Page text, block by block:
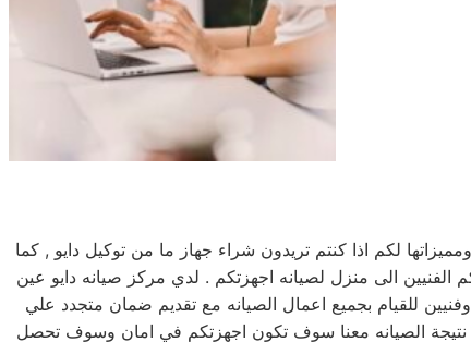
لكم اذا كنتم تريدون شراء جهاز ما من توكيل دايو , كما
صيانه دايو خدمه 24 ساعه , فى تلقى شكواكم , وايضا يصلكم الفنيين الى منزل لصيانه اجهزتكم . لدي مركز صيانه دايو عين
للقيام بجميع اعمال الصيانه مع تقديم ضمان متجدد علي
نتيجة الصيانه معنا سوف تكون اجهزتكم في امان وسوف تحصل